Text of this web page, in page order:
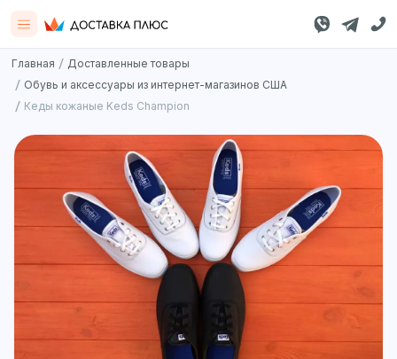
Главная / Доставленные товары
/ Обувь и аксессуары из интернет-магазинов США
/ Кеды кожаные Keds Champion